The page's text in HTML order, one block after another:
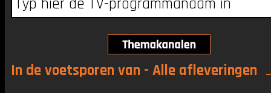
In de voetsporen van - Alle afleveringen